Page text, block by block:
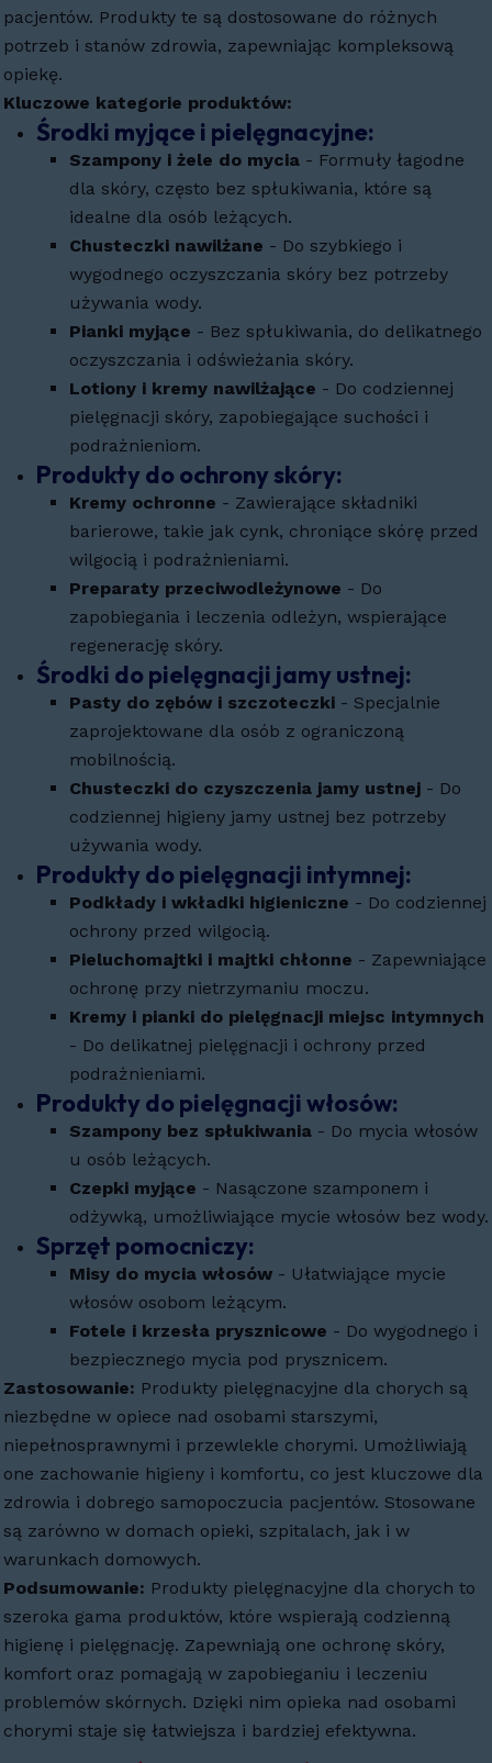
pacjentów. Produkty te są dostosowane do różnych
potrzeb i stanów zdrowia, zapewniając kompleksową
opiekę.
Kluczowe kategorie produktów:
Środki myjące i pielęgnacyjne:
Szampony i żele do mycia - Formuły łagodne
dla skóry, często bez spłukiwania, które są
idealne dla osób leżących.
Chusteczki nawilżane - Do szybkiego i
wygodnego oczyszczania skóry bez potrzeby
używania wody.
Pianki myjące - Bez spłukiwania, do delikatnego
oczyszczania i odświeżania skóry.
Lotiony i kremy nawilżające - Do codziennej
pielęgnacji skóry, zapobiegające suchości i
podrażnieniom.
Produkty do ochrony skóry:
Kremy ochronne - Zawierające składniki
barierowe, takie jak cynk, chroniące skórę przed
wilgocią i podrażnieniami.
Preparaty przeciwodleżynowe - Do
zapobiegania i leczenia odleżyn, wspierające
regenerację skóry.
Środki do pielęgnacji jamy ustnej:
Pasty do zębów i szczoteczki - Specjalnie
zaprojektowane dla osób z ograniczoną
mobilnością.
Chusteczki do czyszczenia jamy ustnej - Do
codziennej higieny jamy ustnej bez potrzeby
używania wody.
Produkty do pielęgnacji intymnej:
Podkłady i wkładki higieniczne - Do codziennej
ochrony przed wilgocią.
Pieluchomajtki i majtki chłonne - Zapewniające
ochronę przy nietrzymaniu moczu.
Kremy i pianki do pielęgnacji miejsc intymnych
- Do delikatnej pielęgnacji i ochrony przed
podrażnieniami.
Produkty do pielęgnacji włosów:
Szampony bez spłukiwania - Do mycia włosów
u osób leżących.
Czepki myjące - Nasączone szamponem i
odżywką, umożliwiające mycie włosów bez wody.
Sprzęt pomocniczy:
Misy do mycia włosów - Ułatwiające mycie
włosów osobom leżącym.
Fotele i krzesła prysznicowe - Do wygodnego i
bezpiecznego mycia pod prysznicem.
Zastosowanie: Produkty pielęgnacyjne dla chorych są
niezbędne w opiece nad osobami starszymi,
niepełnosprawnymi i przewlekle chorymi. Umożliwiają
one zachowanie higieny i komfortu, co jest kluczowe dla
zdrowia i dobrego samopoczucia pacjentów. Stosowane
są zarówno w domach opieki, szpitalach, jak i w
warunkach domowych.
Podsumowanie: Produkty pielęgnacyjne dla chorych to
szeroka gama produktów, które wspierają codzienną
higienę i pielęgnację. Zapewniają one ochronę skóry,
komfort oraz pomagają w zapobieganiu i leczeniu
problemów skórnych. Dzięki nim opieka nad osobami
chorymi staje się łatwiejsza i bardziej efektywna.